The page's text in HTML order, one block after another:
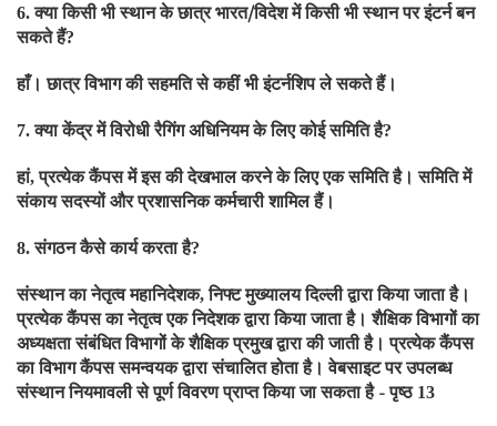
6.क्या किसी भी स्थान के छात्र भारत/विदेश में किसी भी स्थान पर इंटर्न बन
सकते हैं?
हाँ। छात्र विभाग की सहमति से कहीं भी इंटर्नशिप ले सकते हैं।
7.क्या केंद्र में विरोधी रैगिंग अधिनियम के लिए कोई समिति है?
हां,प्रत्येक कैंपस में इस की देखभाल करने के लिए एक समिति है। समिति में
संकाय सदस्यों और प्रशासनिक कर्मचारी शामिल हैं।
8.संगठन कैसे कार्य करता है?
संस्थान का नेतृत्व महानिदेशक,निफ्ट मुख्यालय दिल्ली द्वारा किया जाता है।
प्रत्येक कैंपस का नेतृत्व एक निदेशक द्वारा किया जाता है। शैक्षिक विभागों का
अध्यक्षता संबंधित विभागों के शैक्षिक प्रमुख द्वारा की जाती है। प्रत्येक कैंपस
का विभाग कैंपस समन्वयक द्वारा संचालित होता है। वेबसाइट पर उपलब्ध
संस्थान नियमावली से पूर्ण विवरण प्राप्त किया जा सकता है - पृष्ठ 13